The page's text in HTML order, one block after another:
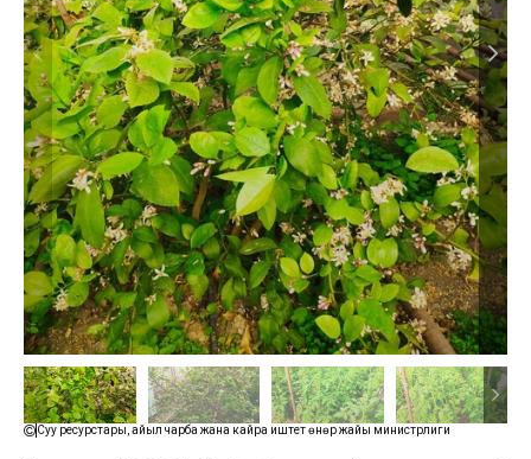
Суу ресурстары, айыл чарба жана кайра иштетүү өнөр жайы министрлиги